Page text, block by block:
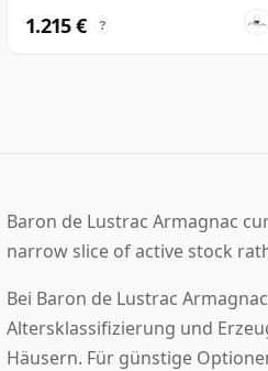
1.215 € ?
Baron de Lustrac Armagnac
narrow slice of active stock
Bei Baron de Lustrac
Altersklassifizierung und
Häusern. Für günstige